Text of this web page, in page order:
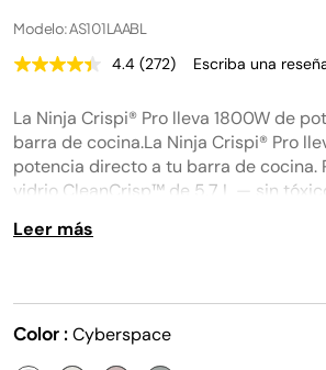
Modelo: AS101LAABL
4.4 Lea
reseñas.
Enlace
en
la
misma
página.
(272) Escriba una
La Ninja Crispi® Pro lleva 1800W de
barra de cocina.La Ninja Crispi® Pro
potencia directo a tu barra de cocina.
vidrio CleanCrisp™ de 5.7 L — sin
Leer más
Color : Cyberspace